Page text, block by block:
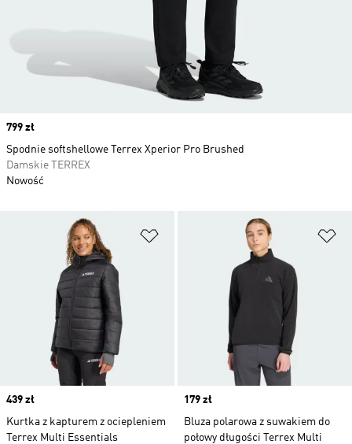
Dodaj do listy życzeń
Price
439 zł
Kurtka z kapturem z ociepleniem
Terrex Multi Essentials
Price
179 zł
Bluza polarowa z suwakiem do
połowy długości Terrex Multi
Price
799 zł
Spodnie softshellowe Terrex Xperior Pro Brushed
Damskie TERREX
Nowość